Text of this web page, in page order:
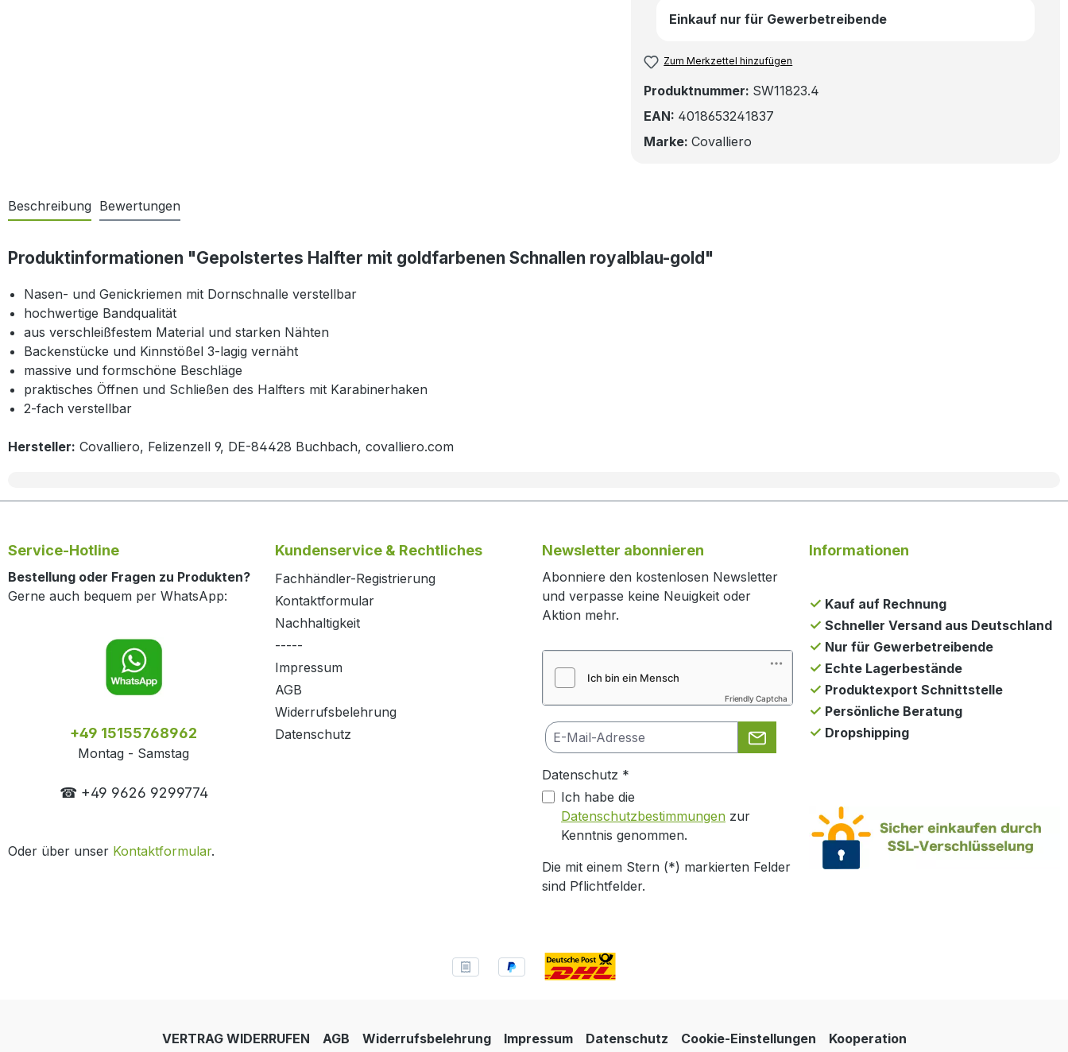
Einkauf nur für Gewerbetreibende
Zum Merkzettel hinzufügen
Produktnummer: SW11823.4
EAN: 4018653241837
Marke: Covalliero
Beschreibung Bewertungen
Produktinformationen "Gepolstertes Halfter mit goldfarbenen Schnallen royalblau-gold"
Nasen- und Genickriemen mit Dornschnalle verstellbar
hochwertige Bandqualität
aus verschleißfestem Material und starken Nähten
Backenstücke und Kinnstößel 3-lagig vernäht
massive und formschöne Beschläge
praktisches Öffnen und Schließen des Halfters mit Karabinerhaken
2-fach verstellbar
Hersteller: Covalliero, Felizenzell 9, DE-84428 Buchbach, covalliero.com
Service-Hotline
Bestellung oder Fragen zu Produkten?
Gerne auch bequem per WhatsApp:
+49 15155768962
Montag - Samstag
☎ +49 9626 9299774
Oder über unser Kontaktformular.
Kundenservice & Rechtliches
Fachhändler-Registrierung
Kontaktformular
Nachhaltigkeit
-----
Impressum
AGB
Widerrufsbelehrung
Datenschutz
Newsletter abonnieren
Abonniere den kostenlosen Newsletter
und verpasse keine Neuigkeit oder
Aktion mehr.
Friendly Captcha
Datenschutz *
Ich habe die
Datenschutzbestimmungen zur
Kenntnis genommen.
Die mit einem Stern (*) markierten Felder
sind Pflichtfelder.
Informationen
Kauf auf Rechnung
Schneller Versand aus Deutschland
Nur für Gewerbetreibende
Echte Lagerbestände
Produktexport Schnittstelle
Persönliche Beratung
Dropshipping
VERTRAG WIDERRUFEN AGB Widerrufsbelehrung Impressum Datenschutz Cookie-Einstellungen Kooperation